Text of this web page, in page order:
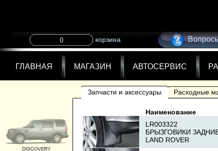
ГЛАВНАЯ МАГАЗИН АВТОСЕРВИС
корзина
Запчасти и аксессуары Расходные
Наименование
LR003322
БРЫЗГОВИКИ
LAND ROVER